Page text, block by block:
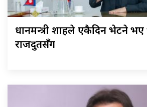
प्रधानमन्त्री शाहले एकैदिन भेटने
राजदुतसँग